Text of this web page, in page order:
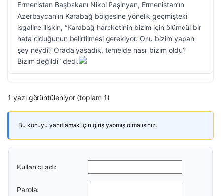
Ermenistan Başbakanı Nikol Paşinyan, Ermenistan’ın
Azerbaycan’ın Karabağ bölgesine yönelik geçmişteki
işgaline ilişkin, “Karabağ hareketinin bizim için ölümcül bir
hata olduğunun belirtilmesi gerekiyor. Onu bizim yapan
şey neydi? Orada yaşadık, temelde nasıl bizim oldu?
Bizim değildi” dedi.
1 yazı görüntüleniyor (toplam 1)
Bu konuyu yanıtlamak için giriş yapmış olmalısınız.
Kullanıcı adı:
Parola: